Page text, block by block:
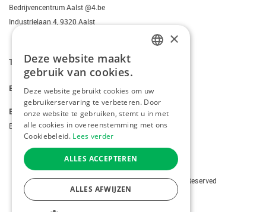
Bedrijvencentrum Aalst @4.be
Industrielaan 4, 9320 Aalst
T. +3223095206
E. info@kiddotravel.be
BTW
BE 0685795740
Copyright © 2026 Kiddotravel. All Rights Reserved
webdesignby conversal
ENGLISH
×
Deze website maakt
gebruik van cookies.
Deze website gebruikt cookies om uw
gebruikerservaring te verbeteren. Door
onze website te gebruiken, stemt u in met
alle cookies in overeenstemming met ons
Cookiebeleid. Lees verder
ALLES ACCEPTEREN
ALLES AFWIJZEN